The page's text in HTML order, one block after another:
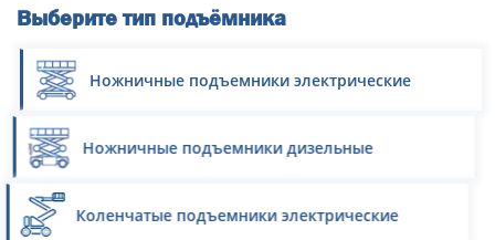
Выберите тип подъёмника
Ножничные подъемники электрические
Ножничные подъемники дизельные
Коленчатые подъемники электрические